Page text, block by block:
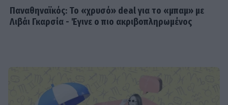
Παναθηναϊκός: Το «χρυσό» deal για το «μπαμ» με
Λιβάι Γκαρσία - Έγινε ο πιο ακριβοπληρωμένος